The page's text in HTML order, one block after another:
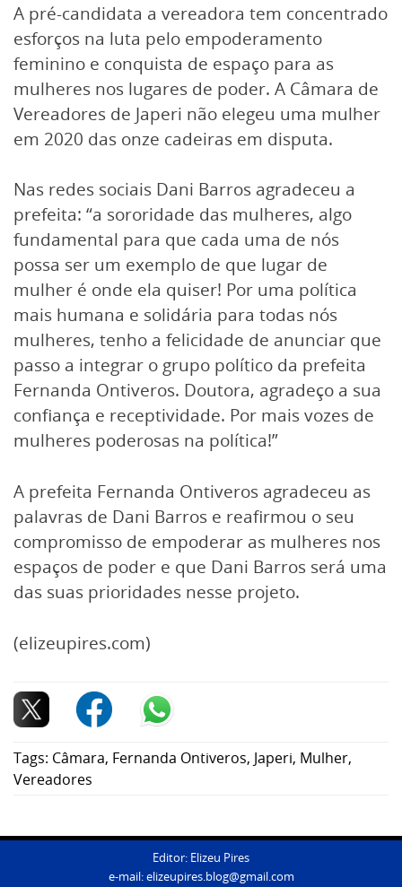
A pré-candidata a vereadora tem concentrado
esforços na luta pelo empoderamento
feminino e conquista de espaço para as
mulheres nos lugares de poder. A Câmara de
Vereadores de Japeri não elegeu uma mulher
em 2020 das onze cadeiras em disputa.
Nas redes sociais Dani Barros agradeceu a
prefeita: “a sororidade das mulheres, algo
fundamental para que cada uma de nós
possa ser um exemplo de que lugar de
mulher é onde ela quiser! Por uma política
mais humana e solidária para todas nós
mulheres, tenho a felicidade de anunciar que
passo a integrar o grupo político da prefeita
Fernanda Ontiveros. Doutora, agradeço a sua
confiança e receptividade. Por mais vozes de
mulheres poderosas na política!”
A prefeita Fernanda Ontiveros agradeceu as
palavras de Dani Barros e reafirmou o seu
compromisso de empoderar as mulheres nos
espaços de poder e que Dani Barros será uma
das suas prioridades nesse projeto.
(elizeupires.com)
Tags: Câmara, Fernanda Ontiveros, Japeri, Mulher,
Vereadores
Editor: Elizeu Pires
e-mail:elizeupires.blog@gmail.com